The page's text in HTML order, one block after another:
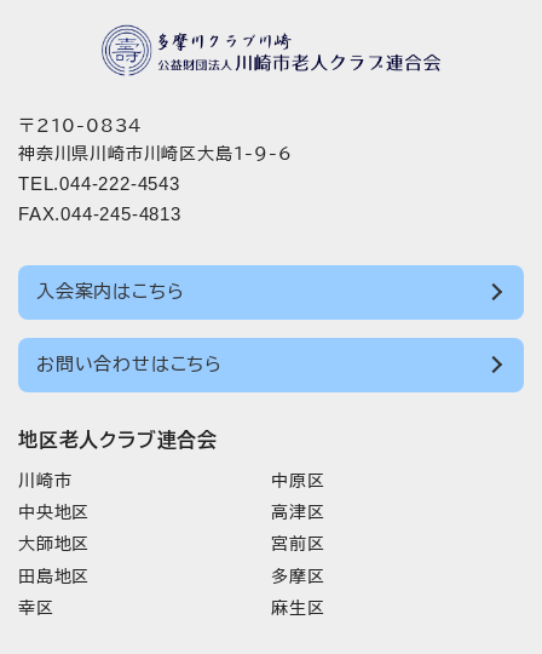
〒210-0834
神奈川県川崎市川崎区大島1-9-6
TEL.044-222-4543
FAX.044-245-4813
入会案内はこちら
お問い合わせはこちら
地区老人クラブ連合会
川崎市
中央地区
大師地区
田島地区
幸区
中原区
高津区
宮前区
多摩区
麻生区